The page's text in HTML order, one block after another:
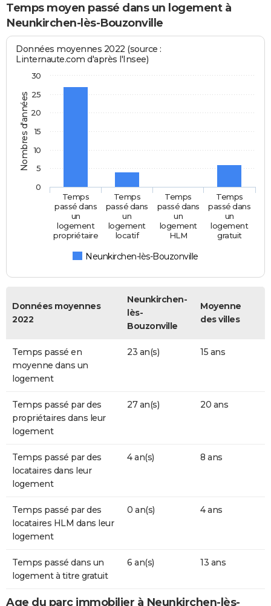
Temps moyen passé dans un logement à
Neunkirchen-lès-Bouzonville
Nombres d'années
Données moyennes 2022 (source :
Linternaute.com d'après l'Insee)
Neunkirchen-lès-Bouzonville
Temps
passé dans
un
logement
propriétaire
Temps
passé dans
un
logement
locatif
Temps
passé dans
un
logement
HLM
Temps
passé dans
un
logement
gratuit
0
5
10
15
20
25
30
Données moyennes
2022
Neunkirchen-
lès-
Bouzonville
Moyenne
des villes
Temps passé en
moyenne dans un
logement
23 an(s) 15 ans
Temps passé par des
propriétaires dans leur
logement
27 an(s) 20 ans
Temps passé par des
locataires dans leur
logement
4 an(s) 8 ans
Temps passé par des
locataires HLM dans leur
logement
0 an(s) 4 ans
Temps passé dans un
logement à titre gratuit
6 an(s) 13 ans
Age du parc immobilier à Neunkirchen-lès-